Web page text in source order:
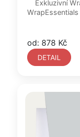
od: 878 Kč
DETAIL